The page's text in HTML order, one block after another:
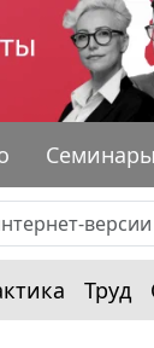
Семинары
Труд